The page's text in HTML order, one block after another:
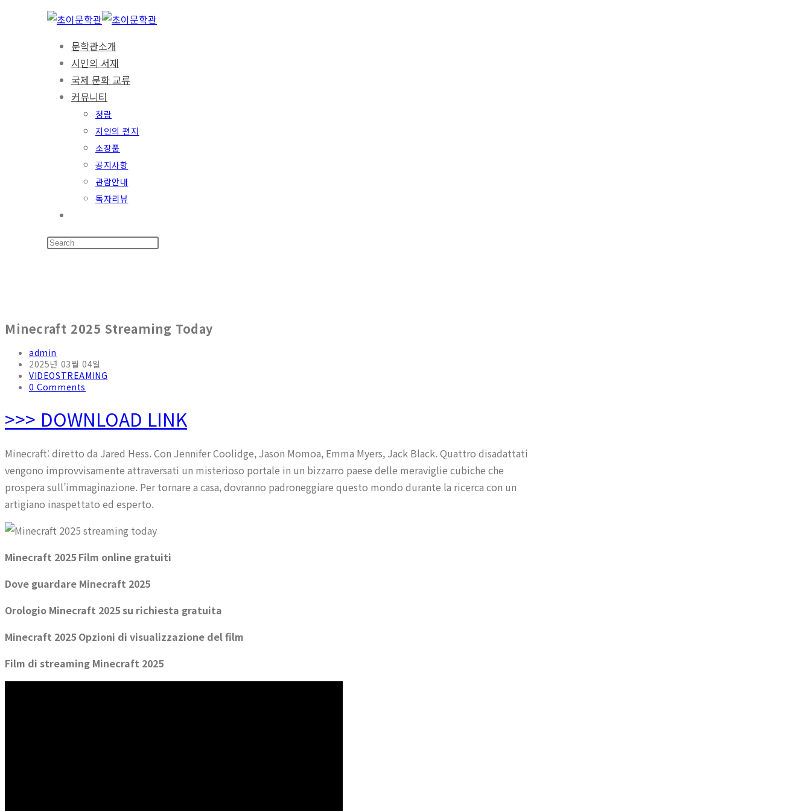
문학관소개
시인의 서재
국제 문화 교류
커뮤니티
청람
지인의 편지
소장품
공지사항
관람안내
독자리뷰
Minecraft 2025 Streaming Today
admin
2025년 03월 04일
VIDEOSTREAMING
0 Comments
>>> DOWNLOAD LINK
Minecraft: diretto da Jared Hess. Con Jennifer Coolidge, Jason Momoa, Emma Myers, Jack Black. Quattro disadattati
vengono improvvisamente attraversati un misterioso portale in un bizzarro paese delle meraviglie cubiche che
prospera sull’immaginazione. Per tornare a casa, dovranno padroneggiare questo mondo durante la ricerca con un
artigiano inaspettato ed esperto.
Minecraft 2025 Film online gratuiti
Dove guardare Minecraft 2025
Orologio Minecraft 2025 su richiesta gratuita
Minecraft 2025 Opzioni di visualizzazione del film
Film di streaming Minecraft 2025